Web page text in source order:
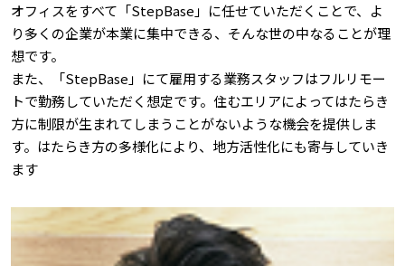
オフィスをすべて「StepBase」に任せていただくことで、よ
り多くの企業が本業に集中できる、そんな世の中なることが理
想です。
また、「StepBase」にて雇用する業務スタッフはフルリモー
トで勤務していただく想定です。住むエリアによってはたらき
方に制限が生まれてしまうことがないような機会を提供しま
す。はたらき方の多様化により、地方活性化にも寄与していき
ます